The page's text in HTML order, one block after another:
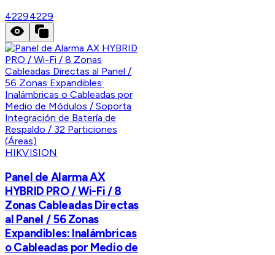
42294229
HIKVISION
Panel de Alarma AX
HYBRID PRO / Wi-Fi / 8
Zonas Cableadas Directas
al Panel / 56 Zonas
Expandibles: Inalámbricas
o Cableadas por Medio de